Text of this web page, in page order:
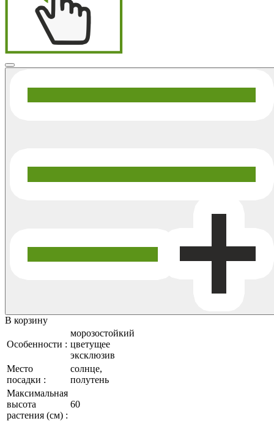
В корзину
Особенности :
морозостойкий
цветущее
эксклюзив
Место
посадки :
солнце,
полутень
Максимальная
высота
растения (см) :
60